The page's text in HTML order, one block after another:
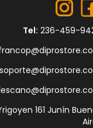
Tel: 236-459-
161 Junín